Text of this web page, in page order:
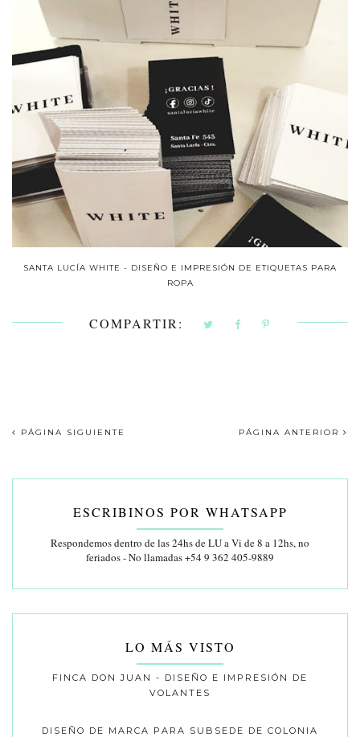
SANTA LUCÍA WHITE - DISEÑO E IMPRESIÓN DE ETIQUETAS PARA
ROPA
COMPARTIR:
PÁGINA SIGUIENTE PÁGINA ANTERIOR
ESCRIBINOS POR WHATSAPP
Respondemos dentro de las 24hs de LU a Vi de 8 a 12hs, no
feriados - No llamadas +54 9 362 405-9889
LO MÁS VISTO
FINCA DON JUAN - DISEÑO E IMPRESIÓN DE
VOLANTES
DISEÑO DE MARCA PARA SUBSEDE DE COLONIA